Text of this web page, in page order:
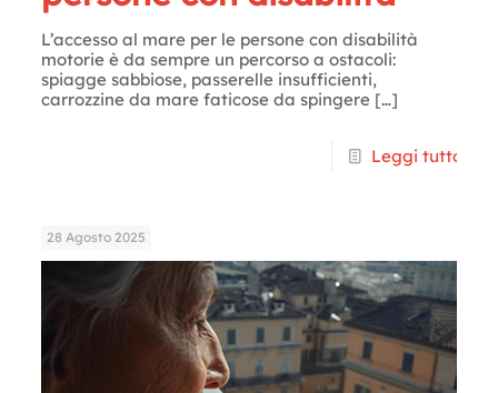
L’accesso al mare per le persone con disabilità
motorie è da sempre un percorso a ostacoli:
spiagge sabbiose, passerelle insufficienti,
carrozzine da mare faticose da spingere[…]
Leggi tutto
28 Agosto 2025